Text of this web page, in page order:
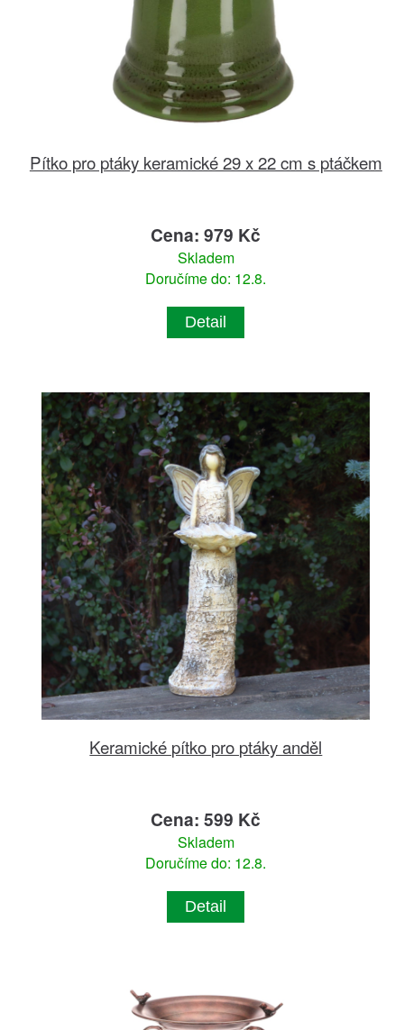
Pítko pro ptáky keramické 29 x 22 cm s ptáčkem
Cena: 979 Kč
Skladem
Doručíme do: 12.8.
Detail
Keramické pítko pro ptáky anděl
Cena: 599 Kč
Skladem
Doručíme do: 12.8.
Detail